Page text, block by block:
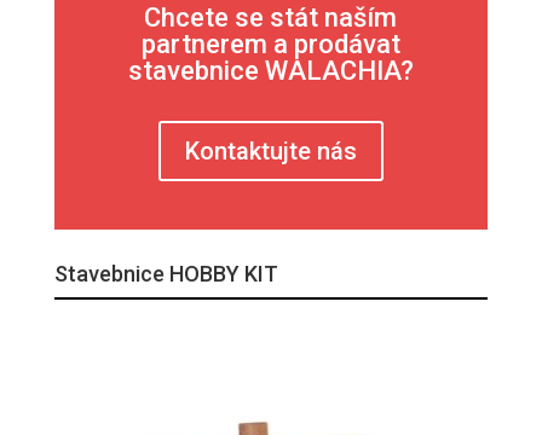
Chcete se stát naším
partnerem a prodávat
stavebnice WALACHIA?
Kontaktujte nás
Stavebnice HOBBY KIT